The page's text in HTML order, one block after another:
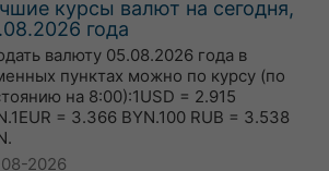
курсы валют на сегодня,
года
валюту 05.08.2026 года в
пунктах можно по курсу (по
на 8:00):1USD = 2.915
= 3.366 BYN.100 RUB = 3.538
2026